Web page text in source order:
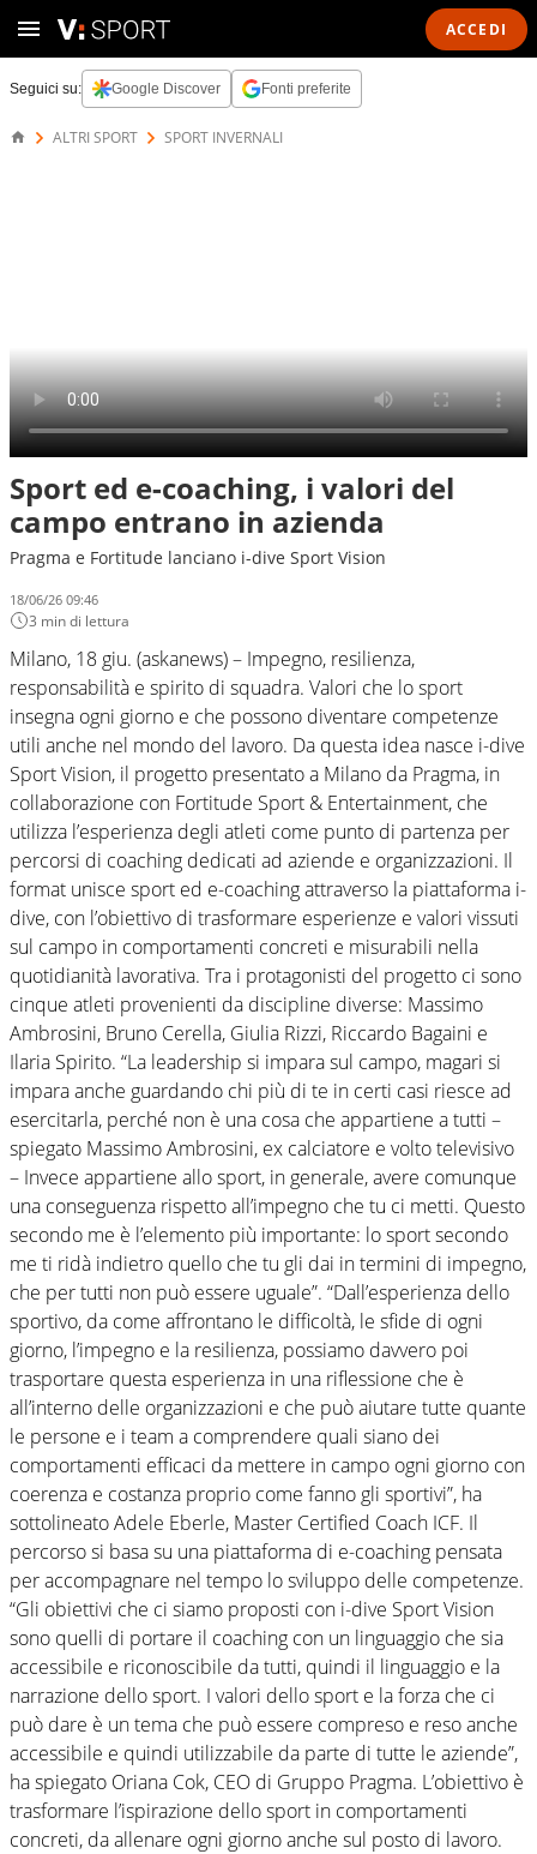
ACCEDI
Seguici su: Google Discover Fonti preferite
ALTRI SPORT SPORT INVERNALI
Sport ed e-coaching, i valori del
campo entrano in azienda
Pragma e Fortitude lanciano i-dive Sport Vision
18/06/26 09:46
3 min di lettura
Milano, 18 giu. (askanews) – Impegno, resilienza,
responsabilità e spirito di squadra. Valori che lo sport
insegna ogni giorno e che possono diventare competenze
utili anche nel mondo del lavoro. Da questa idea nasce i-dive
Sport Vision, il progetto presentato a Milano da Pragma, in
collaborazione con Fortitude Sport & Entertainment, che
utilizza l’esperienza degli atleti come punto di partenza per
percorsi di coaching dedicati ad aziende e organizzazioni. Il
format unisce sport ed e-coaching attraverso la piattaforma i-
dive, con l’obiettivo di trasformare esperienze e valori vissuti
sul campo in comportamenti concreti e misurabili nella
quotidianità lavorativa. Tra i protagonisti del progetto ci sono
cinque atleti provenienti da discipline diverse: Massimo
Ambrosini, Bruno Cerella, Giulia Rizzi, Riccardo Bagaini e
Ilaria Spirito. “La leadership si impara sul campo, magari si
impara anche guardando chi più di te in certi casi riesce ad
esercitarla, perché non è una cosa che appartiene a tutti –
spiegato Massimo Ambrosini, ex calciatore e volto televisivo
– Invece appartiene allo sport, in generale, avere comunque
una conseguenza rispetto all’impegno che tu ci metti. Questo
secondo me è l’elemento più importante: lo sport secondo
me ti ridà indietro quello che tu gli dai in termini di impegno,
che per tutti non può essere uguale”. “Dall’esperienza dello
sportivo, da come affrontano le difficoltà, le sfide di ogni
giorno, l’impegno e la resilienza, possiamo davvero poi
trasportare questa esperienza in una riflessione che è
all’interno delle organizzazioni e che può aiutare tutte quante
le persone e i team a comprendere quali siano dei
comportamenti efficaci da mettere in campo ogni giorno con
coerenza e costanza proprio come fanno gli sportivi”, ha
sottolineato Adele Eberle, Master Certified Coach ICF. Il
percorso si basa su una piattaforma di e-coaching pensata
per accompagnare nel tempo lo sviluppo delle competenze.
“Gli obiettivi che ci siamo proposti con i-dive Sport Vision
sono quelli di portare il coaching con un linguaggio che sia
accessibile e riconoscibile da tutti, quindi il linguaggio e la
narrazione dello sport. I valori dello sport e la forza che ci
può dare è un tema che può essere compreso e reso anche
accessibile e quindi utilizzabile da parte di tutte le aziende”,
ha spiegato Oriana Cok, CEO di Gruppo Pragma. L’obiettivo è
trasformare l’ispirazione dello sport in comportamenti
concreti, da allenare ogni giorno anche sul posto di lavoro.